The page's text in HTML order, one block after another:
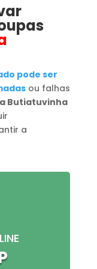
pode ser
ou falhas
Butiatuvinha
a